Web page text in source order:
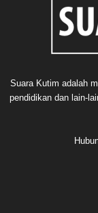
Suara Kutim adalah
pendidikan dan lain-